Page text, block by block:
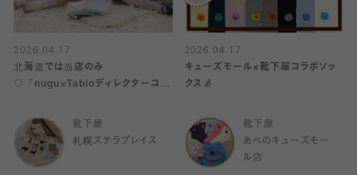
2026.04.17
北海道では当店のみ
♡『nugu×Tabioディレクターコラ
靴下屋
札幌ステラプレイス
2026.04.17
キューズモール×靴下屋コラボソッ
クス🧦
靴下屋
あべのキューズモー
ル店